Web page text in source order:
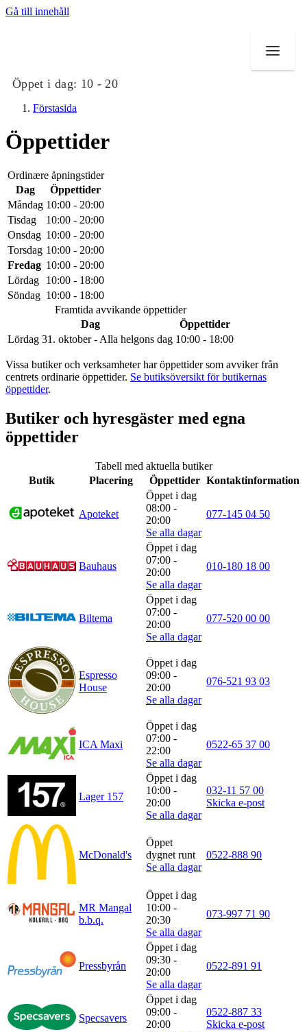
Gå till innehåll
Öppet i dag: 10 - 20
Butiker
Mat och dryck
Evenemang
Erbjudanden
Kundklubb
Inspiration
Sök
Öppettider
Lediga jobb
Förstasida
Öppettider
Ordinære åpningstider
Dag
Öppettider
Måndag 10:00 - 20:00
Tisdag
10:00 - 20:00
Onsdag 10:00 - 20:00
Torsdag 10:00 - 20:00
Fredag 10:00 - 20:00
Lördag
10:00 - 18:00
Söndag 10:00 - 18:00
Framtida avvikande öppettider
Dag
Öppettider
Lördag 31. oktober - Alla helgons dag 10:00 - 18:00
Vissa butiker och verksamheter har öppettider som avviker från
centrets ordinarie öppettider. Se butiksöversikt för butikernas
öppettider.
Butiker och hyresgäster med egna
öppettider
Tabell med aktuella butiker
Butik
Placering Öppettider Kontaktinformation
Apoteket
Öppet i dag
08:00 -
20:00
Se alla dagar
077-145 04 50
Bauhaus
Öppet i dag
07:00 -
20:00
Se alla dagar
010-180 18 00
Biltema
Öppet i dag
07:00 -
20:00
Se alla dagar
077-520 00 00
Espresso
House
Öppet i dag
09:00 -
20:00
Se alla dagar
076-521 93 03
ICA Maxi
Öppet i dag
07:00 -
22:00
Se alla dagar
0522-65 37 00
Lager 157
Öppet i dag
10:00 -
20:00
Se alla dagar
032-11 57 00
Skicka e-post
McDonald's
Öppet
dygnet runt
Se alla dagar
0522-888 90
MR Mangal
b.b.q.
Öppet i dag
10:00 -
20:30
Se alla dagar
073-997 71 90
Pressbyrån
Öppet i dag
09:30 -
20:00
Se alla dagar
0522-891 91
Specsavers
Öppet i dag
09:00 -
20:00
0522-887 33
Skicka e-post